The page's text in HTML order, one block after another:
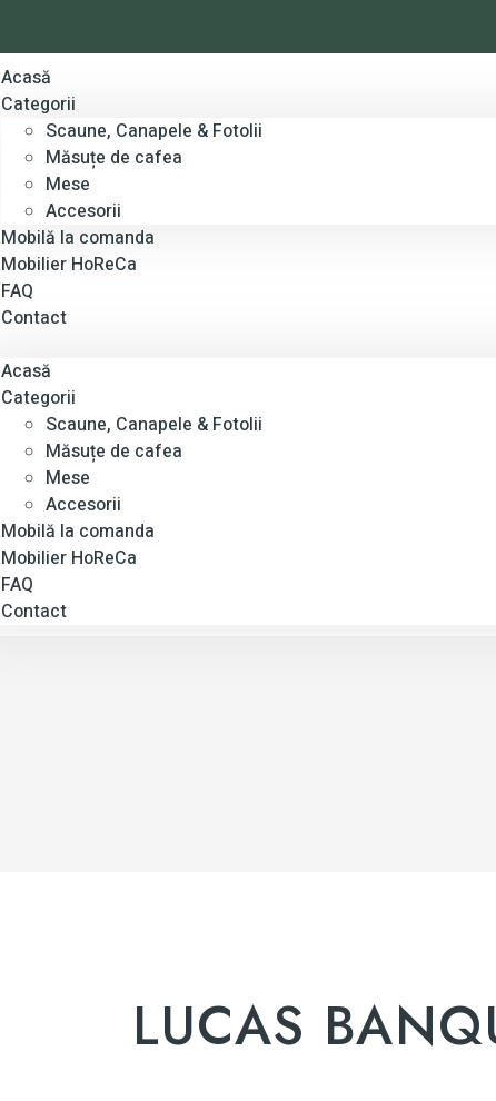
Acasă
Categorii
Scaune, Canapele & Fotolii
Măsuțe de cafea
Mese
Accesorii
Mobilă la comanda
Mobilier HoReCa
FAQ
Contact
Acasă
Categorii
Scaune, Canapele & Fotolii
Măsuțe de cafea
Mese
Accesorii
Mobilă la comanda
Mobilier HoReCa
FAQ
Contact
LUCAS